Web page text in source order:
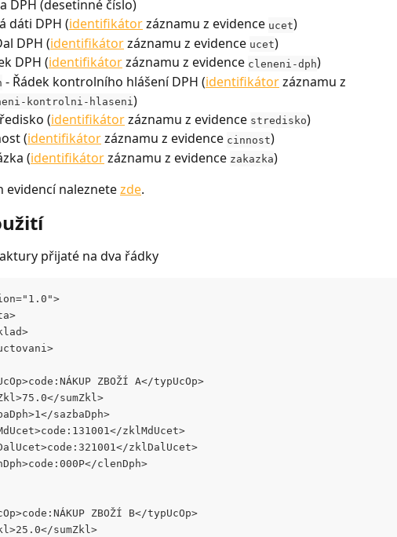
DPH (desetinné číslo)
dáti DPH (identifikátor záznamu z evidence ucet)
DPH (identifikátor záznamu z evidence ucet)
DPH (identifikátor záznamu z evidence cleneni-dph)
- Řádek kontrolního hlášení DPH (identifikátor záznamu z
kontrolni-hlaseni )
(identifikátor záznamu z evidence stredisko)
(identifikátor záznamu z evidence cinnost)
(identifikátor záznamu z evidence zakazka)
evidencí naleznete zde.
přijaté na dva řádky
ZBOŽÍ A</typUcOp>
sumZkl>
sazbaDph>
zklMdUcet>
zklDalUcet>
clenDph>
ZBOŽÍ B</typUcOp>
sumZkl>